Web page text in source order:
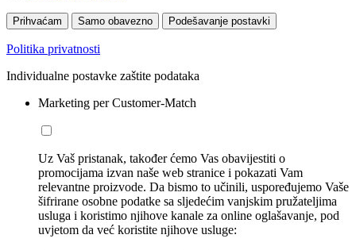
Prihvaćam Samo obavezno Podešavanje postavki
Politika privatnosti
Individualne postavke zaštite podataka
Marketing per Customer-Match
Uz Vaš pristanak, također ćemo Vas obavijestiti o
promocijama izvan naše web stranice i pokazati Vam
relevantne proizvode. Da bismo to učinili, uspoređujemo Vaše
šifrirane osobne podatke sa sljedećim vanjskim pružateljima
usluga i koristimo njihove kanale za online oglašavanje, pod
uvjetom da već koristite njihove usluge: